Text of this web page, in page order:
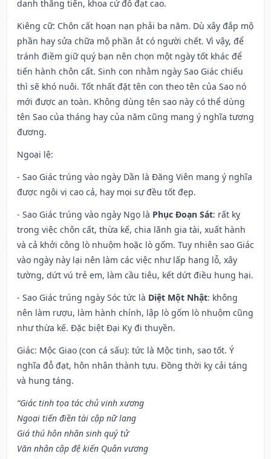
danh thăng tiến, khoa cử đỗ đạt cao.
Kiêng cữ: Chôn cất hoạn nạn phải ba năm. Dù xây đắp mộ
phần hay sửa chữa mộ phần ắt có người chết. Vì vậy, để
tránh điềm giữ quý bạn nên chọn một ngày tốt khác để
tiến hành chôn cất. Sinh con nhằm ngày Sao Giác chiếu
thì sẽ khó nuôi. Tốt nhất đặt tên con theo tên của Sao nó
mới được an toàn. Không dùng tên sao này có thể dùng
tên Sao của tháng hay của năm cũng mang ý nghĩa tương
đương.
Ngoại lệ:
- Sao Giác trúng vào ngày Dần là Đăng Viên mang ý nghĩa
được ngôi vị cao cả, hay mọi sự đều tốt đẹp.
- Sao Giác trúng vào ngày Ngọ là Phục Đoạn Sát: rất kỵ
trong việc chôn cất, thừa kế, chia lãnh gia tài, xuất hành
và cả khởi công lò nhuộm hoặc lò gốm. Tuy nhiên sao Giác
vào ngày này lại nên làm các việc như lấp hang lỗ, xây
tường, dứt vú trẻ em, làm cầu tiêu, kết dứt điều hung hại.
- Sao Giác trúng ngày Sóc tức là Diệt Một Nhật: không
nên làm rượu, làm hành chính, lập lò gốm lò nhuộm cũng
như thừa kế. Đặc biệt Đại Kỵ đi thuyền.
Giác: Mộc Giao (con cá sấu): tức là Mộc tinh, sao tốt. Ý
nghĩa đỗ đạt, hôn nhân thành tựu. Đồng thời kỵ cải táng
và hung táng.
“Giác tinh tọa tác chủ vinh xương
Ngoại tiến điền tài cập nữ lang
Giá thú hôn nhân sinh quý tử
Văn nhân cập đệ kiến Quân vương